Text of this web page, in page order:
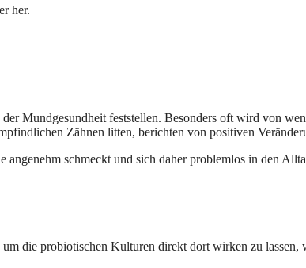
her.
Mundgesundheit feststellen. Besonders oft wird von
Zähnen litten, berichten von positiven
angenehm schmeckt und sich daher problemlos in den
die probiotischen Kulturen direkt dort wirken zu